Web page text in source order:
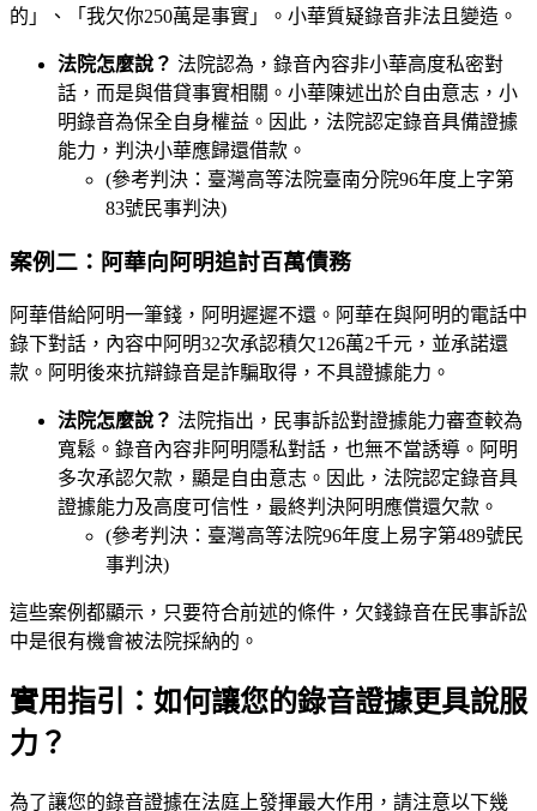
的」、「我欠你250萬是事實」。小華質疑錄音非法且變造。
法院怎麼說？ 法院認為，錄音內容非小華高度私密對
話，而是與借貸事實相關。小華陳述出於自由意志，小
明錄音為保全自身權益。因此，法院認定錄音具備證據
能力，判決小華應歸還借款。
(參考判決：臺灣高等法院臺南分院96年度上字第
83號民事判決)
案例二：阿華向阿明追討百萬債務
阿華借給阿明一筆錢，阿明遲遲不還。阿華在與阿明的電話中
錄下對話，內容中阿明32次承認積欠126萬2千元，並承諾還
款。阿明後來抗辯錄音是詐騙取得，不具證據能力。
法院怎麼說？ 法院指出，民事訴訟對證據能力審查較為
寬鬆。錄音內容非阿明隱私對話，也無不當誘導。阿明
多次承認欠款，顯是自由意志。因此，法院認定錄音具
證據能力及高度可信性，最終判決阿明應償還欠款。
(參考判決：臺灣高等法院96年度上易字第489號民
事判決)
這些案例都顯示，只要符合前述的條件，欠錢錄音在民事訴訟
中是很有機會被法院採納的。
實用指引：如何讓您的錄音證據更具說服
力？
為了讓您的錄音證據在法庭上發揮最大作用，請注意以下幾